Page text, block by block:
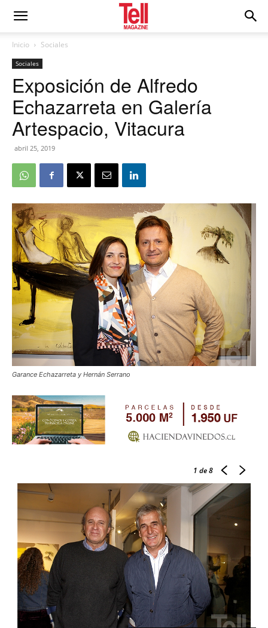
Inicio Sociales
Sociales
Exposición de Alfredo
Echazarreta en Galería
Artespacio, Vitacura
abril 25, 2019
Garance Echazarreta y Hernán Serrano
1 de 8